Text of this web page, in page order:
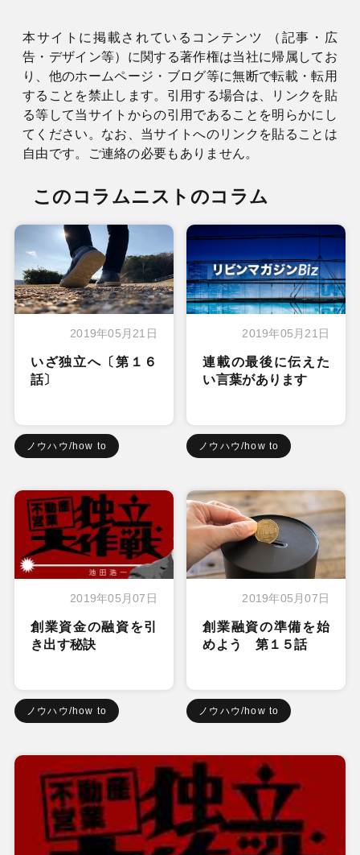
本サイトに掲載されているコンテンツ （記事・広
告・デザイン等）に関する著作権は当社に帰属してお
り、他のホームページ・ブログ等に無断で転載・転用
することを禁止します。引用する場合は、リンクを貼
る等して当サイトからの引用であることを明らかにし
てください。なお、当サイトへのリンクを貼ることは
自由です。ご連絡の必要もありません。
このコラムニストのコラム
2019年05月21日
いざ独立へ〔第１６
話〕
ノウハウ/how to
2019年05月21日
連載の最後に伝えた
い言葉があります
ノウハウ/how to
2019年05月07日
創業資金の融資を引
き出す秘訣
ノウハウ/how to
2019年05月07日
創業融資の準備を始
めよう 第１５話
ノウハウ/how to